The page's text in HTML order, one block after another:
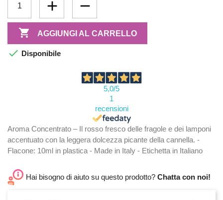
 AGGIUNGI AL CARRELLO
 Disponibile
5,0/5
1
recensioni
Aroma Concentrato – Il rosso fresco delle fragole e dei lamponi
accentuato con la leggera dolcezza picante della cannella. -
Flacone: 10ml in plastica - Made in Italy - Etichetta in Italiano
Hai bisogno di aiuto su questo prodotto? Chatta con noi!